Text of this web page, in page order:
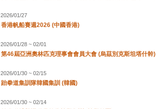
2026/01/27
香港帆船賽週2026 (中國香港)
2026/01/28 ~ 02/01
第46屆亞洲奧林匹克理事會會員大會 (烏茲別克斯坦塔什幹)
2026/01/30 ~ 02/15
跆拳道集訓隊韓國集訓 (韓國)
2026/01/30 ~ 02/14